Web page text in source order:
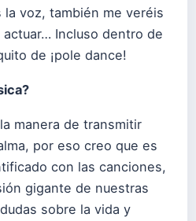
voz, también me veréis
Incluso dentro de
de ¡pole dance!
manera de transmitir
por eso creo que es
con las canciones,
gigante de nuestras
sobre la vida y